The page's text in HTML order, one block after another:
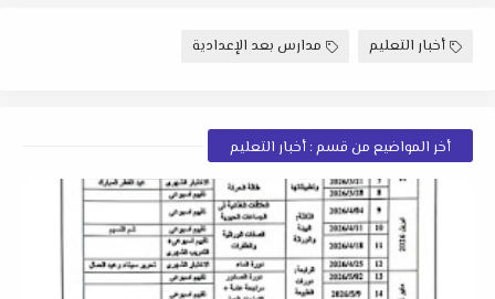
أخبار التعليم مدارس بعد الإعدادية
أخر المواضيع من قسم : أخبار التعليم